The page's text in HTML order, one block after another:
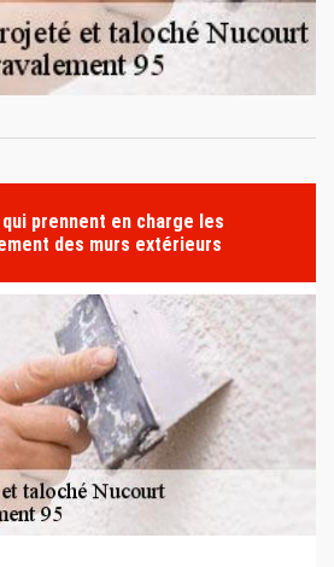
prennent en charge les
des murs extérieurs